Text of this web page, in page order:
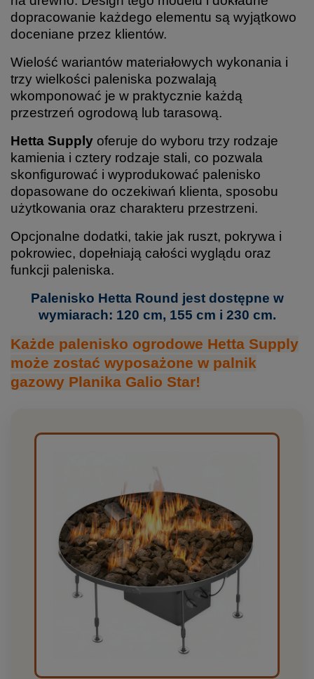
dopracowanie każdego elementu są wyjątkowo
doceniane przez klientów.
Wielość wariantów materiałowych wykonania i
trzy wielkości paleniska pozwalają
wkomponować je w praktycznie każdą
przestrzeń ogrodową lub tarasową.
Hetta Supply oferuje do wyboru trzy rodzaje
kamienia i cztery rodzaje stali, co pozwala
skonfigurować i wyprodukować palenisko
dopasowane do oczekiwań klienta, sposobu
użytkowania oraz charakteru przestrzeni.
Opcjonalne dodatki, takie jak ruszt, pokrywa i
pokrowiec, dopełniają całości wyglądu oraz
funkcji paleniska.
Palenisko Hetta Round jest dostępne w
wymiarach: 120 cm, 155 cm i 230 cm.
Każde palenisko ogrodowe Hetta Supply
może zostać wyposażone w palnik
gazowy Planika Galio Star!